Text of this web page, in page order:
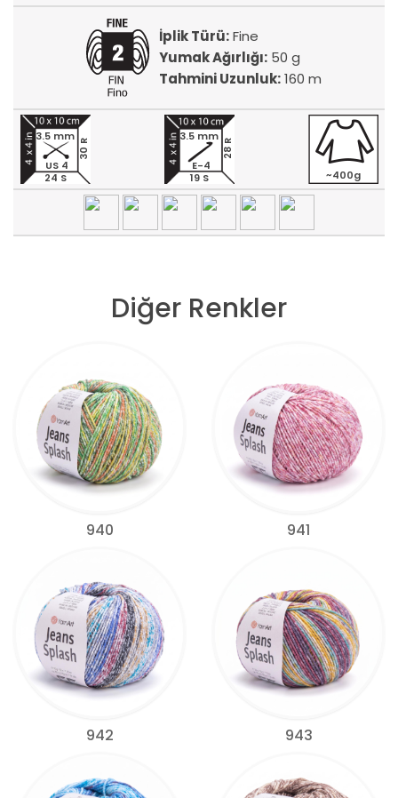
İplik Türü:Fine
Yumak Ağırlığı:50 g
Tahmini Uzunluk:160 m
24 S
30 R
3.5 mm
US 4
19 S
28 R
3.5 mm
E-4
~400g
Diğer Renkler
940 941
942 943